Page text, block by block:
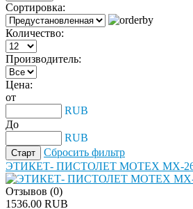
Сортировка:
Количество:
Производитель:
Цена:
от
RUB
До
RUB
Сбросить фильтр
ЭТИКЕТ- ПИСТОЛЕТ MOTEX MX-
Отзывов (0)
1536.00 RUB